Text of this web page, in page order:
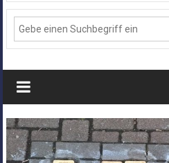
aus
Deiner
Stadt
Monheim